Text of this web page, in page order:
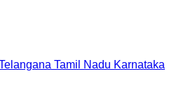
Tamil Nadu Karnataka